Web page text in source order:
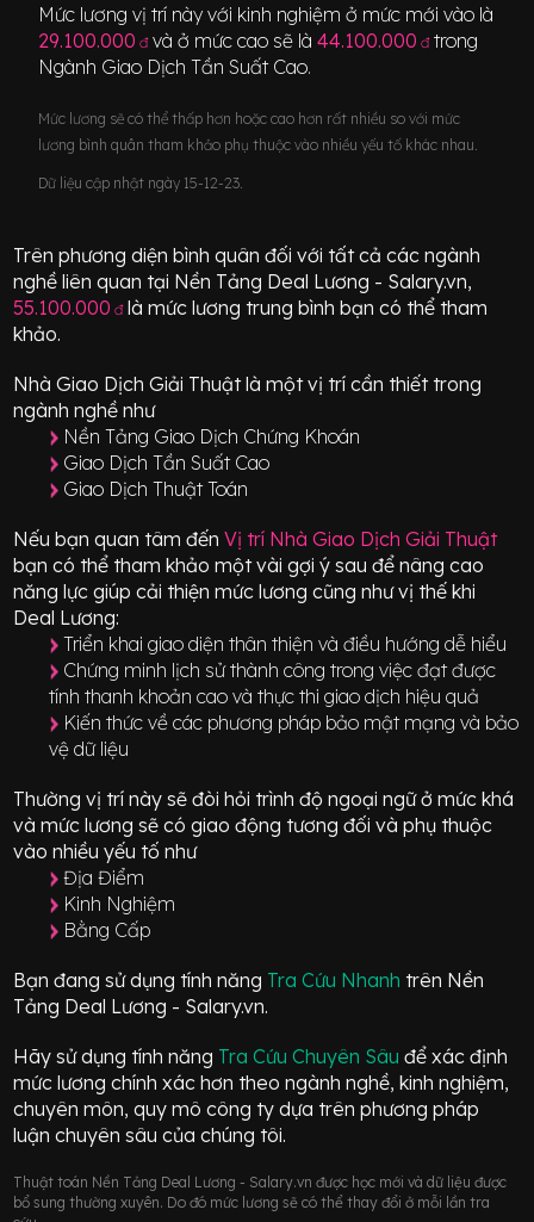
Mức lương vị trí này với kinh nghiệm ở mức mới vào là
29.100.000 đ và ở mức cao sẽ là44.100.000 đ trong
Ngành Giao Dịch Tần Suất Cao.
Mức lương sẽ có thể thấp hơn hoặc cao hơn rất nhiều so với mức
lương bình quân tham khảo phụ thuộc vào nhiều yếu tố khác nhau.
Dữ liệu cập nhật ngày 15-12-23.
Trên phương diện bình quân đối với tất cả các ngành
nghề liên quan tại Nền Tảng Deal Lương - Salary.vn,
55.100.000 đlà mức lương trung bình bạn có thể tham
khảo.
Nhà Giao Dịch Giải Thuật là một vị trícần thiết trong
ngành nghề như
Nền Tảng Giao Dịch Chứng Khoán
Giao Dịch Tần Suất Cao
Giao Dịch Thuật Toán
Nếu bạn quan tâm đến Vị trí Nhà Giao Dịch Giải Thuật
bạn có thể tham khảo một vài gợi ý sau để nâng cao
năng lực giúp cải thiện mức lương cũng như vị thế khi
Deal Lương:
Triển khai giao diện thân thiện và điều hướng dễ hiểu
Chứng minh lịch sử thành công trong việc đạt được
tính thanh khoản cao và thực thi giao dịch hiệu quả
Kiến thức về các phương pháp bảo mật mạng và bảo
vệ dữ liệu
Thường vị trí này sẽ đòi hỏi trình độ ngoại ngữ ở mứckhá
và mức lương sẽ có giao động tương đối và phụ thuộc
vào nhiều yếu tố như
Địa Điểm
Kinh Nghiệm
Bằng Cấp
Bạn đang sử dụng tính năng Tra Cứu Nhanh trên Nền
Tảng Deal Lương - Salary.vn.
Hãy sử dụng tính năng Tra Cứu Chuyên Sâuđể xác định
mức lương chính xác hơn theo ngành nghề, kinh nghiệm,
chuyên môn, quy mô công ty dựa trên phương pháp
luận chuyên sâu của chúng tôi.
Thuật toán Nền Tảng Deal Lương - Salary.vn được học mới và dữ liệu được
bổ sung thường xuyên. Do đó mức lương sẽ có thể thay đổi ở mỗi lần tra